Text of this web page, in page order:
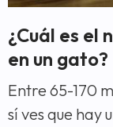
¿Cuál es el
en un gato?
Entre 65-170
sí ves que hay